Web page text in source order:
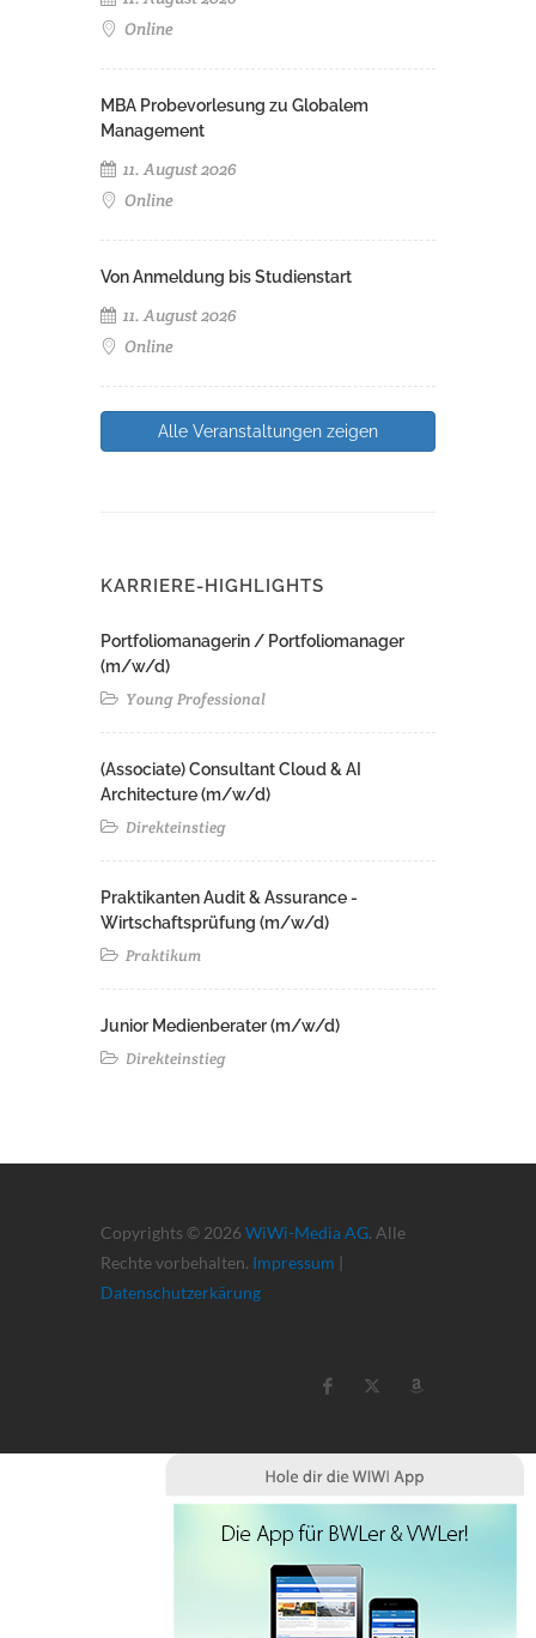
Online
MBA Probevorlesung zu Globalem
Management
11. August 2026
Online
Von Anmeldung bis Studienstart
11. August 2026
Online
Alle Veranstaltungen zeigen
KARRIERE-HIGHLIGHTS
Portfoliomanagerin / Portfoliomanager
(m/w/d)
Young Professional
(Associate) Consultant Cloud & AI
Architecture (m/w/d)​ ​
Direkteinstieg
Praktikanten Audit & Assurance -
Wirtschaftsprüfung (m/w/d)
Praktikum
Junior Medienberater (m/w/d)
Direkteinstieg
Copyrights © 2026 WiWi-Media AG. Alle
Rechte vorbehalten. Impressum |
Datenschutzerkärung